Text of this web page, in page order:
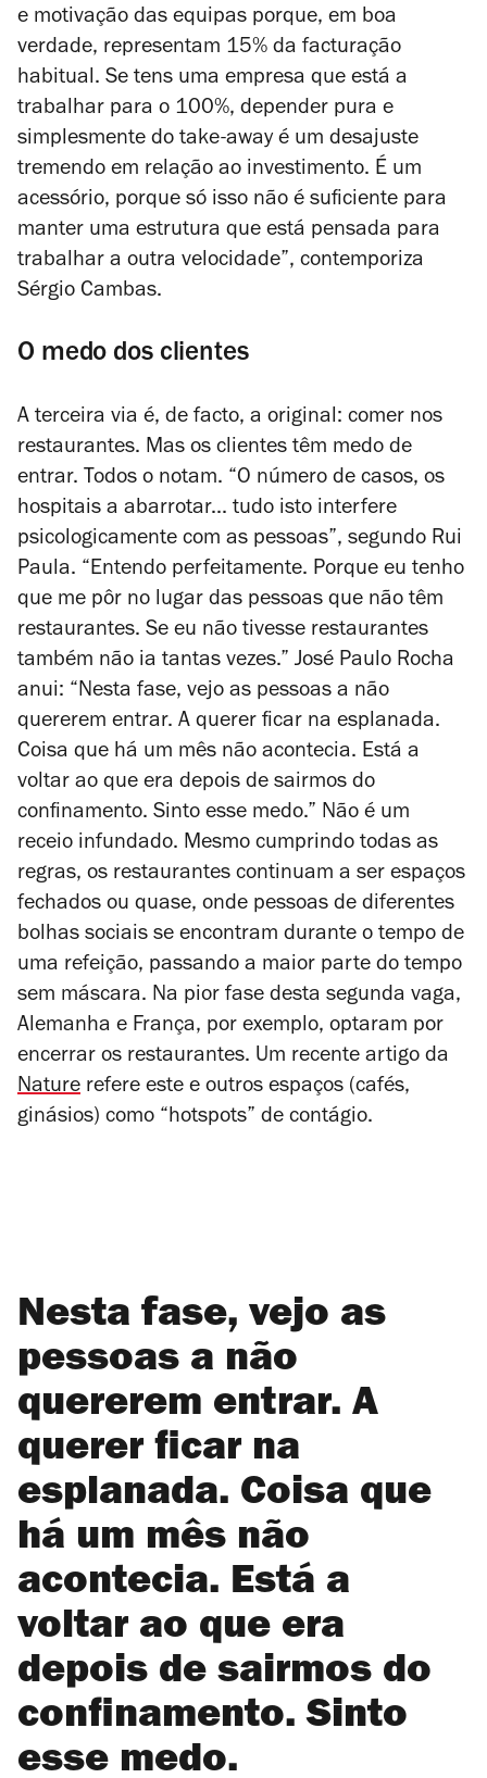
e motivação das equipas porque, em boa
verdade, representam 15% da facturação
habitual. Se tens uma empresa que está a
trabalhar para o 100%, depender pura e
simplesmente do take-away é um desajuste
tremendo em relação ao investimento. É um
acessório, porque só isso não é suficiente para
manter uma estrutura que está pensada para
trabalhar a outra velocidade”, contemporiza
Sérgio Cambas.
O medo dos clientes
A terceira via é, de facto, a original: comer nos
restaurantes. Mas os clientes têm medo de
entrar. Todos o notam. “O número de casos, os
hospitais a abarrotar... tudo isto interfere
psicologicamente com as pessoas”, segundo Rui
Paula. “Entendo perfeitamente. Porque eu tenho
que me pôr no lugar das pessoas que não têm
restaurantes. Se eu não tivesse restaurantes
também não ia tantas vezes.” José Paulo Rocha
anui: “Nesta fase, vejo as pessoas a não
quererem entrar. A querer ficar na esplanada.
Coisa que há um mês não acontecia. Está a
voltar ao que era depois de sairmos do
confinamento. Sinto esse medo.” Não é um
receio infundado. Mesmo cumprindo todas as
regras, os restaurantes continuam a ser espaços
fechados ou quase, onde pessoas de diferentes
bolhas sociais se encontram durante o tempo de
uma refeição, passando a maior parte do tempo
sem máscara. Na pior fase desta segunda vaga,
Alemanha e França, por exemplo, optaram por
encerrar os restaurantes. Um recente artigo da
Nature refere este e outros espaços (cafés,
ginásios) como “hotspots” de contágio.
Nesta fase, vejo as
pessoas a não
quererem entrar. A
querer ficar na
esplanada. Coisa que
há um mês não
acontecia. Está a
voltar ao que era
depois de sairmos do
confinamento. Sinto
esse medo.